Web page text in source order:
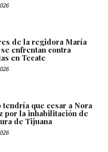
de la regidora María
enfrentan contra
en Tecate
tendría que cesar a Nora
por la inhabilitación de
de Tijuana